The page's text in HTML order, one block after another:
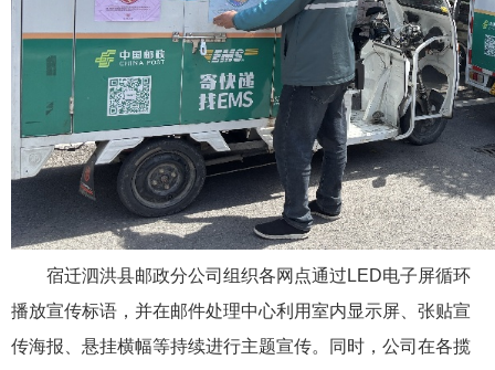
宿迁泗洪县邮政分公司组织各网点通过LED电子屏循环
播放宣传标语，并在邮件处理中心利用室内显示屏、张贴宣
传海报、悬挂横幅等持续进行主题宣传。同时，公司在各揽